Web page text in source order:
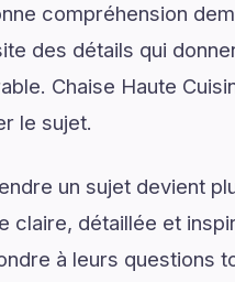
compréhension
des détails qui
Chaise Haute
le sujet.
un sujet devient
claire, détaillée et
à leurs questions